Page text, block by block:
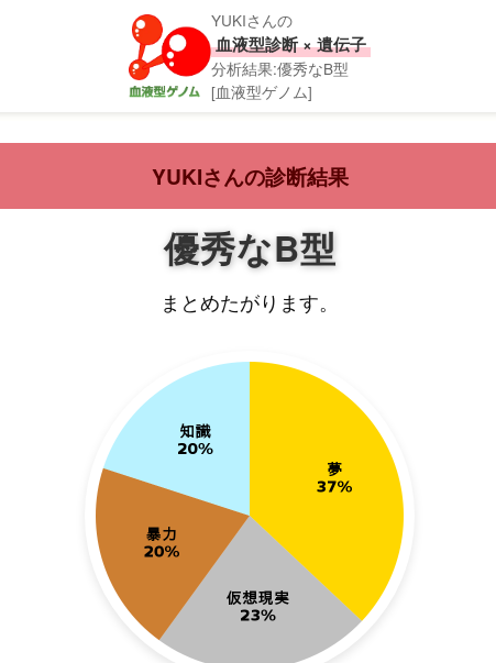
YUKIさんの
血液型診断 × 遺伝子
分析結果:優秀なB型
[血液型ゲノム]
YUKIさんの診断結果
優秀なB型
まとめたがります。